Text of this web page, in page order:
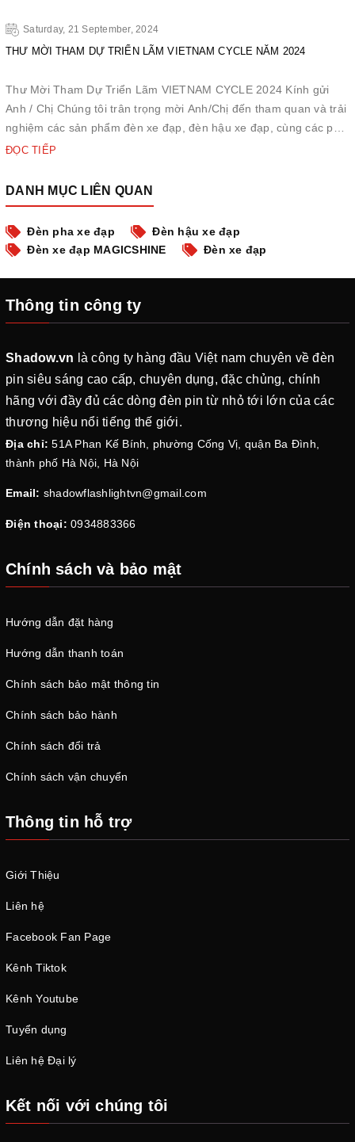
Saturday, 21 September, 2024
THƯ MỜI THAM DỰ TRIỂN LÃM VIETNAM CYCLE NĂM 2024
Thư Mời Tham Dự Triển Lãm VIETNAM CYCLE 2024 Kính gửi
Anh / Chị Chúng tôi trân trọng mời Anh/Chị đến tham quan và trải
nghiệm các sản phẩm đèn xe đạp, đèn hậu xe đạp, cùng các phụ
kiện đèn xe đạp của chúng tôi tại triển lãm xe đạp năm 2024.
ĐỌC TIẾP
DANH MỤC LIÊN QUAN
Đèn pha xe đạp
Đèn hậu xe đạp
Đèn xe đạp MAGICSHINE
Đèn xe đạp
Thông tin công ty
Shadow.vn là công ty hàng đầu Việt nam chuyên về đèn
pin siêu sáng cao cấp, chuyên dụng, đặc chủng, chính
hãng với đầy đủ các dòng đèn pin từ nhỏ tới lớn của các
thương hiệu nổi tiếng thế giới.
Địa chỉ: 51A Phan Kế Bính, phường Cống Vị, quận Ba Đình,
thành phố Hà Nội, Hà Nội
Email: shadowflashlightvn@gmail.com
Điện thoại: 0934883366
Chính sách và bảo mật
Hướng dẫn đặt hàng
Hướng dẫn thanh toán
Chính sách bảo mật thông tin
Chính sách bảo hành
Chính sách đổi trả
Chính sách vận chuyển
Thông tin hỗ trợ
Giới Thiệu
Liên hệ
Facebook Fan Page
Kênh Tiktok
Kênh Youtube
Tuyển dụng
Liên hệ Đại lý
Kết nối với chúng tôi